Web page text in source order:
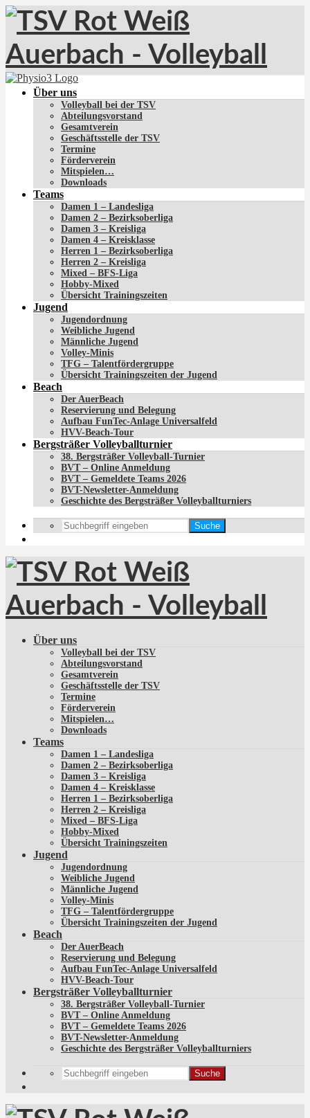
Über uns
Volleyball bei der TSV
Abteilungsvorstand
Gesamtverein
Geschäftsstelle der TSV
Termine
Förderverein
Mitspielen…
Downloads
Teams
Damen 1 – Landesliga
Damen 2 – Bezirksoberliga
Damen 3 – Kreisliga
Damen 4 – Kreisklasse
Herren 1 – Bezirksoberliga
Herren 2 – Kreisliga
Mixed – BFS-Liga
Hobby-Mixed
Übersicht Trainingszeiten
Jugend
Jugendordnung
Weibliche Jugend
Männliche Jugend
Volley-Minis
TFG – Talentfördergruppe
Übersicht Trainingszeiten der Jugend
Beach
Der AuerBeach
Reservierung und Belegung
Aufbau FunTec-Anlage Universalfeld
HVV-Beach-Tour
Bergsträßer Volleyballturnier
38. Bergsträßer Volleyball-Turnier
BVT – Online Anmeldung
BVT – Gemeldete Teams 2026
BVT-Newsletter-Anmeldung
Geschichte des Bergsträßer Volleyballturniers
Suche
Über uns
Volleyball bei der TSV
Abteilungsvorstand
Gesamtverein
Geschäftsstelle der TSV
Termine
Förderverein
Mitspielen…
Downloads
Teams
Damen 1 – Landesliga
Damen 2 – Bezirksoberliga
Damen 3 – Kreisliga
Damen 4 – Kreisklasse
Herren 1 – Bezirksoberliga
Herren 2 – Kreisliga
Mixed – BFS-Liga
Hobby-Mixed
Übersicht Trainingszeiten
Jugend
Jugendordnung
Weibliche Jugend
Männliche Jugend
Volley-Minis
TFG – Talentfördergruppe
Übersicht Trainingszeiten der Jugend
Beach
Der AuerBeach
Reservierung und Belegung
Aufbau FunTec-Anlage Universalfeld
HVV-Beach-Tour
Bergsträßer Volleyballturnier
38. Bergsträßer Volleyball-Turnier
BVT – Online Anmeldung
BVT – Gemeldete Teams 2026
BVT-Newsletter-Anmeldung
Geschichte des Bergsträßer Volleyballturniers
Suche